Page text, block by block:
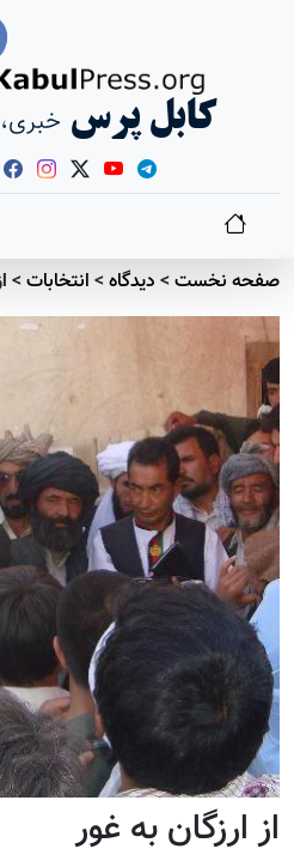
کابل پرس
صفحه نخست> دیدگاه> انتخابات>
از ارزگان به غور